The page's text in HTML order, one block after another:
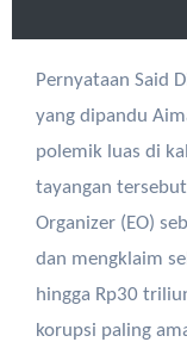
Pernyataan Said Didu dalam program Rakyat Bersuara
yang dipandu
polemik luas di
tayangan
Organizer (EO)
dan mengklaim
hingga Rp30
korupsi paling